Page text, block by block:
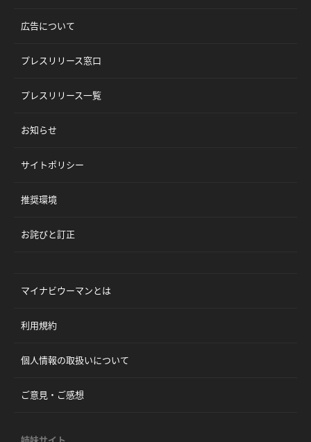
広告について
プレスリリース窓口
プレスリリース一覧
お知らせ
サイトポリシー
推奨環境
お詫びと訂正
マイナビウーマンとは
利用規約
個人情報の取扱いについて
ご意見・ご感想